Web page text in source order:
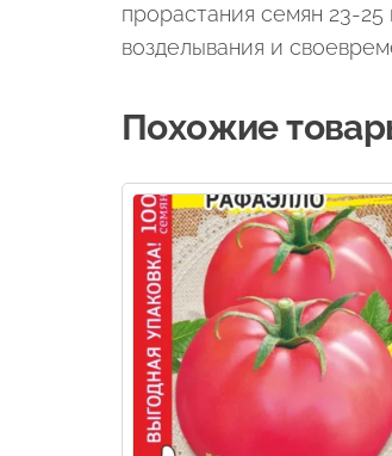
прорастания семян 23-
возделывания и
Похожие